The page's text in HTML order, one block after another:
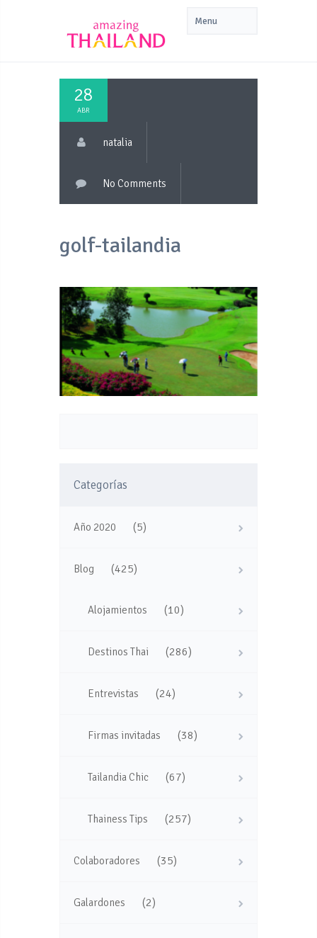
28
ABR
natalia
No Comments
golf-tailandia
Categorías
Año 2020 (5)
Blog (425)
Alojamientos (10)
Destinos Thai (286)
Entrevistas (24)
Firmas invitadas (38)
Tailandia Chic (67)
Thainess Tips (257)
Colaboradores (35)
Galardones (2)